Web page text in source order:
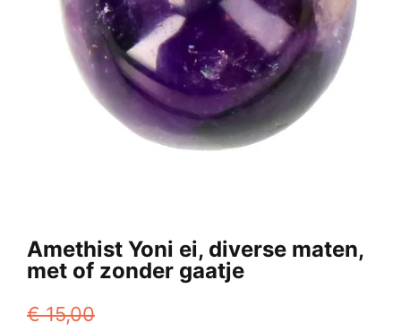
Amethist Yoni ei, diverse maten,
met of zonder gaatje
€15,00